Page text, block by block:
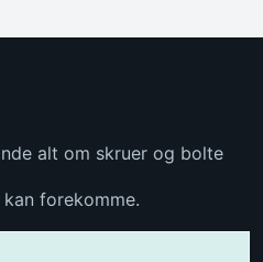
alt om skruer og bolte
forekomme.